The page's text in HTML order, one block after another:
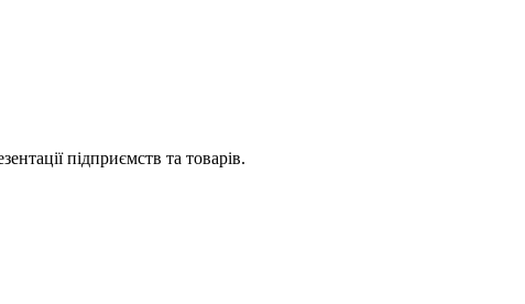
підприємств та товарів.